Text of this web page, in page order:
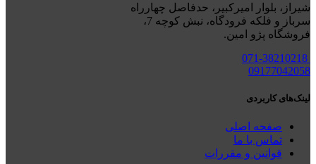
شیراز، بلوار امیرکبیر، حدفاصل چهارراه
سرباز و فلکه فرودگاه، نبش کوچه 7،
فروشگاه پژو امین.
09177042058
لینک‌های کاربردی
صفحه اصلی
تماس با ما
قوانین و مقررات